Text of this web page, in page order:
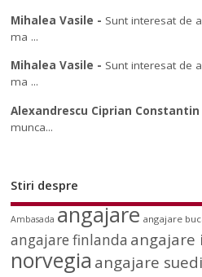
Mihalea Vasile - Sunt interesat de
ma ...
Mihalea Vasile - Sunt interesat de
ma ...
Alexandrescu Ciprian Constantin
munca...
Stiri despre
Ambasada angajare angajare
angajare finlanda angajare
norvegia angajare